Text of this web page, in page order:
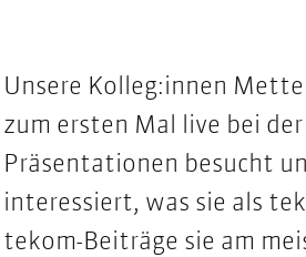
Unsere Kolleg:innen
zum ersten Mal live bei
Präsentationen besucht
interessiert, was sie als
tekom-Beiträge sie am